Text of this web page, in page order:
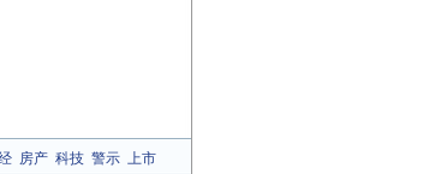
房产 科技 警示 上市